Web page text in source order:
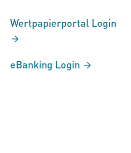
Wertpapierportal Login
eBanking Login